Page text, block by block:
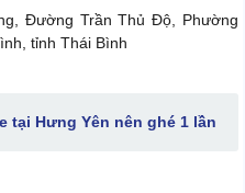
Đường Trần Thủ Độ, Phường
tỉnh Thái Bình
tại Hưng Yên nên ghé 1 lần